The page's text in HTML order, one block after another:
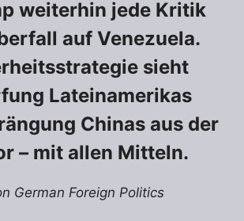
weiterhin jede Kritik
auf Venezuela.
sieht
Lateinamerikas
Chinas aus der
– mit allen Mitteln.
German Foreign Politics